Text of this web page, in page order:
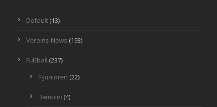
Default (13)
Vereins-News (193)
Fußball (237)
F-Junioren (22)
Bambini (4)